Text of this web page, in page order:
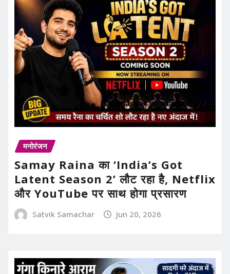
मनोरंजन
Samay Raina का ‘India’s Got
Latent Season 2’ लौट रहा है, Netflix
और YouTube पर साथ होगा प्रसारण
Satvik Samachar Jun 20, 2026